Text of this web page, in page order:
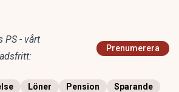
PS - vårt
Prenumerera
Löner Pension Sparande